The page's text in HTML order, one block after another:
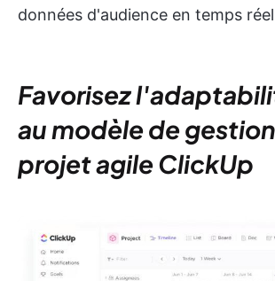
données d'audience en temps
Favorisez
au modèle de
projet agile ClickUp